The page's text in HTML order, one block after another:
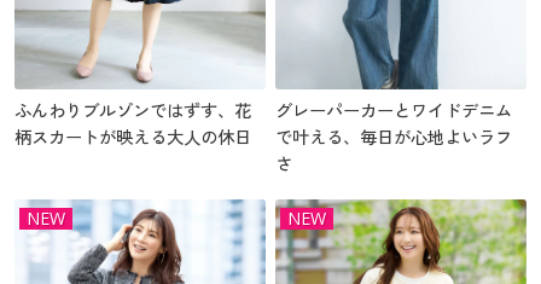
ふんわりブルゾンではずす、花
柄スカートが映える大人の休日
グレーパーカーとワイドデニム
で叶える、毎日が心地よいラフ
さ
NEW NEW